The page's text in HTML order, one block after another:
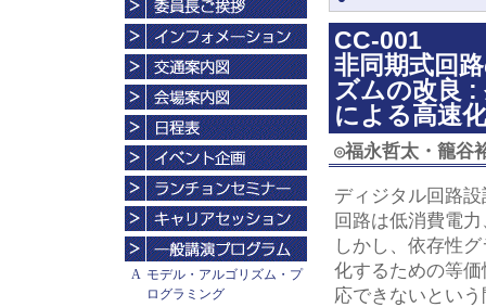
A モデル・アルゴリズム・プ
ログラミング
CC-001
非同期式回
ズムの改良 :
による高速化
◎福永哲太・籠谷
ディジタル回路
回路は低消費電
しかし、依存性
化するための等
応できないとい